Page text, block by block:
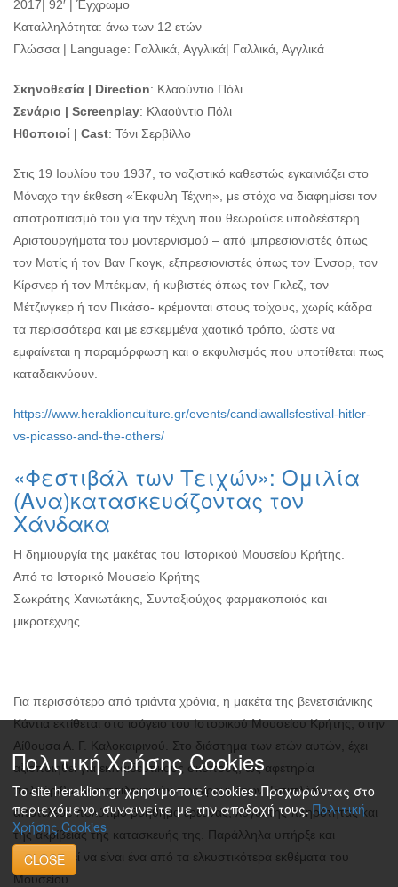
2017| 92′ | Έγχρωμο
Καταλληλότητα: άνω των 12 ετών
Γλώσσα | Language: Γαλλικά, Αγγλικά| Γαλλικά, Αγγλικά
Σκηνοθεσία | Direction: Κλαούντιο Πόλι
Σενάριο | Screenplay: Κλαούντιο Πόλι
Ηθοποιοί | Cast: Τόνι Σερβίλλο
Στις 19 Ιουλίου του 1937, το ναζιστικό καθεστώς εγκαινιάζει στο
Μόναχο την έκθεση «Έκφυλη Τέχνη», με στόχο να διαφημίσει τον
αποτροπιασμό του για την τέχνη που θεωρούσε υποδεέστερη.
Αριστουργήματα του μοντερνισμού – από ιμπρεσιονιστές όπως
τον Ματίς ή τον Βαν Γκογκ, εξπρεσιονιστές όπως τον Ένσορ, τον
Κίρσνερ ή τον Μπέκμαν, ή κυβιστές όπως τον Γκλεζ, τον
Μέτζινγκερ ή τον Πικάσο- κρέμονται στους τοίχους, χωρίς κάδρα
τα περισσότερα και με εσκεμμένα χαοτικό τρόπο, ώστε να
εμφαίνεται η παραμόρφωση και ο εκφυλισμός που υποτίθεται πως
καταδεικνύουν.
https://www.heraklionculture.gr/events/candiawallsfestival-hitler-
vs-picasso-and-the-others/
«Φεστιβάλ των Τειχών»: Ομιλία
(Ανα)κατασκευάζοντας τον
Χάνδακα
Η δημιουργία της μακέτας του Ιστορικού Μουσείου Κρήτης.
Από το Ιστορικό Μουσείο Κρήτης
Σωκράτης Χανιωτάκης, Συνταξιούχος φαρμακοποιός και
μικροτέχνης
Για περισσότερο από τριάντα χρόνια, η μακέτα της βενετσιάνικης
Κάντια εκτίθεται στο ισόγειο του Ιστορικού Μουσείου Κρήτης, στην
Αίθουσα Α. Γ. Καλοκαιρινού. Στο διάστημα των ετών αυτών, έχει
αξιοποιηθεί για εκπαιδευτικούς σκοπούς, ως αφετηρία
πολυάριθμων εκπαιδευτικών προγραμμάτων. Επιπλέον,
αποτέλεσε πολύτιμο βοήθημα έρευνας, λόγω της πληρότητας και
της ακρίβειας της κατασκευής της. Παράλληλα υπήρξε και
εξακολουθεί να είναι ένα από τα ελκυστικότερα εκθέματα του
Μουσείου.
Πολιτική Χρήσης Cookies
Το site heraklion.gr χρησιμοποιεί cookies. Προχωρώντας στο
περιεχόμενο, συναινείτε με την αποδοχή τους.Πολιτική
Χρήσης Cookies
CLOSE